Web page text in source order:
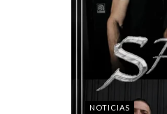
NOTICIAS